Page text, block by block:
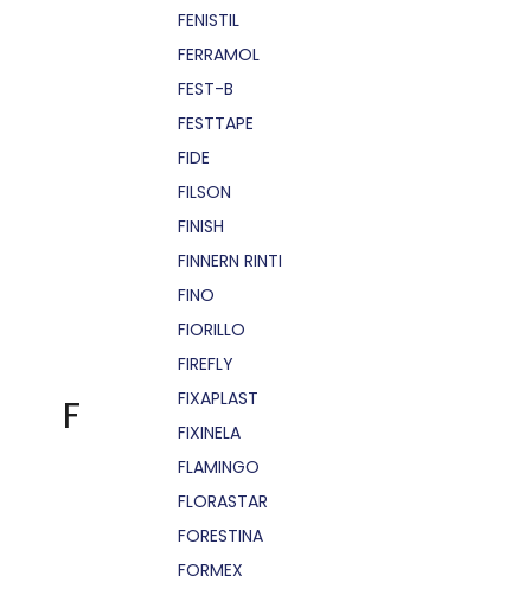
F
FENISTIL
FERRAMOL
FEST-B
FESTTAPE
FIDE
FILSON
FINISH
FINNERN RINTI
FINO
FIORILLO
FIREFLY
FIXAPLAST
FIXINELA
FLAMINGO
FLORASTAR
FORESTINA
FORMEX